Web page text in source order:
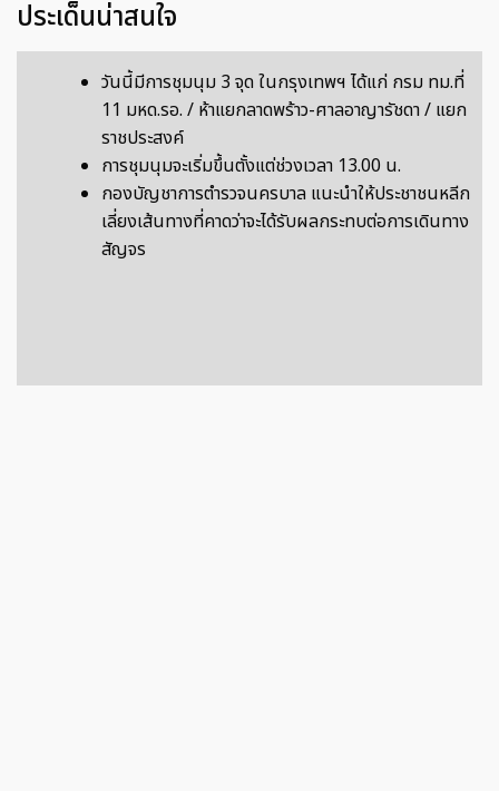
ประเด็นน่าสนใจ
วันนี้มีการชุมนุม 3 จุด ในกรุงเทพฯ ได้แก่ กรม ทม.ที่
11 มหด.รอ. / ห้าแยกลาดพร้าว-ศาลอาญารัชดา / แยก
ราชประสงค์
การชุมนุมจะเริ่มขึ้นตั้งแต่ช่วงเวลา 13.00 น.
กองบัญชาการตำรวจนครบาล แนะนำให้ประชาชนหลีก
เลี่ยงเส้นทางที่คาดว่าจะได้รับผลกระทบต่อการเดินทาง
สัญจร